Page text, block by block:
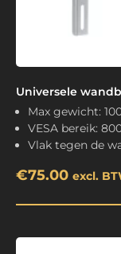
Universele
Max gewicht:
VESA bereik:
Vlak tegen de
€75.00 excl.